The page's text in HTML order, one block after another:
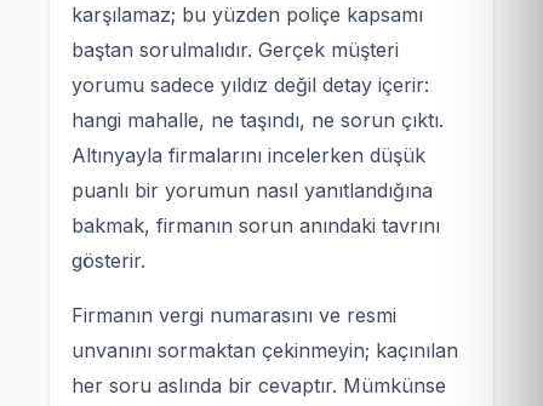
karşılamaz; bu yüzden poliçe kapsamı
baştan sorulmalıdır. Gerçek müşteri
yorumu sadece yıldız değil detay içerir:
hangi mahalle, ne taşındı, ne sorun çıktı.
Altınyayla firmalarını incelerken düşük
puanlı bir yorumun nasıl yanıtlandığına
bakmak, firmanın sorun anındaki tavrını
gösterir.
Firmanın vergi numarasını ve resmi
unvanını sormaktan çekinmeyin; kaçınılan
her soru aslında bir cevaptır. Mümkünse